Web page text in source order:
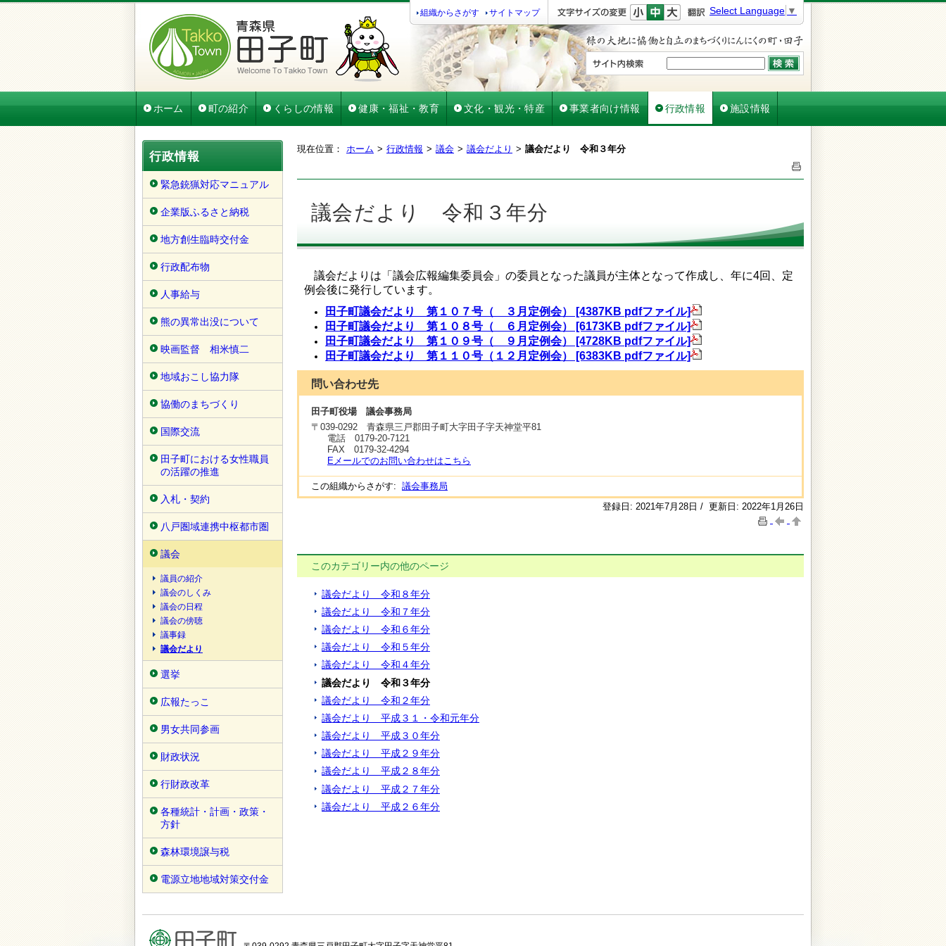
組織からさがす サイトマップ 文字を小さく
文字を元に戻す
文字を大きく
Select Language ▼
ホーム 町の紹介 くらしの情報 健康・福祉・教育 文化・観光・特産 事業者向け情報 行政情報 施設情報
行政情報
緊急銃猟対応マニュアル
企業版ふるさと納税
地方創生臨時交付金
行政配布物
人事給与
熊の異常出没について
映画監督 相米慎二
地域おこし協力隊
協働のまちづくり
国際交流
田子町における女性職員
の活躍の推進
入札・契約
八戸圏域連携中枢都市圏
議会
議員の紹介
議会のしくみ
議会の日程
議会の傍聴
議事録
議会だより
選挙
広報たっこ
男女共同参画
財政状況
行財政改革
各種統計・計画・政策・
方針
森林環境譲与税
電源立地地域対策交付金
現在位置： ホーム 行政情報 議会 議会だより 議会だより 令和３年分
議会だより 令和３年分
議会だよりは「議会広報編集委員会」の委員となった議員が主体となって作成し、年に4回、定
例会後に発行しています。
田子町議会だより 第１０７号（ ３月定例会） [4387KB pdfファイル]
田子町議会だより 第１０８号（ ６月定例会） [6173KB pdfファイル]
田子町議会だより 第１０９号（ ９月定例会） [4728KB pdfファイル]
田子町議会だより 第１１０号（１２月定例会） [6383KB pdfファイル]
問い合わせ先
田子町役場 議会事務局
〒 039-0292
青森県三戸郡田子町大字田子字天神堂平81
電話 0179-20-7121
FAX 0179-32-4294
Eメールでのお問い合わせはこちら
この組織からさがす: 議会事務局
登録日: 2021年7月28日 / 更新日: 2022年1月26日
このカテゴリー内の他のページ
議会だより 令和８年分
議会だより 令和７年分
議会だより 令和６年分
議会だより 令和５年分
議会だより 令和４年分
議会だより 令和３年分
議会だより 令和２年分
議会だより 平成３１・令和元年分
議会だより 平成３０年分
議会だより 平成２９年分
議会だより 平成２８年分
議会だより 平成２７年分
議会だより 平成２６年分